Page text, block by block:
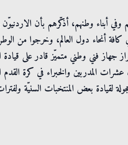
وفي أبناء وطنهم، أذكّرهم بأن
أنحاء دول العالم، وخرجوا من
جهاز فني وطني متميّز قادر على
عشرات المدربين والخبراء في كرة
لقيادة بعض المنتخبات السنيّة